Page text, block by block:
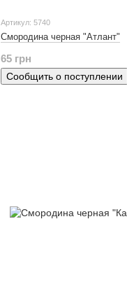
Артикул: 5740
Смородина черная "Атлант"
65 грн
Сообщить о поступлении